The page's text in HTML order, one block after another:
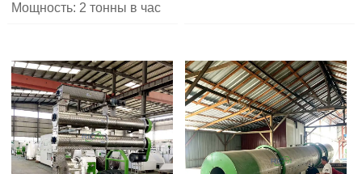
Мощность: 2 тонны в час